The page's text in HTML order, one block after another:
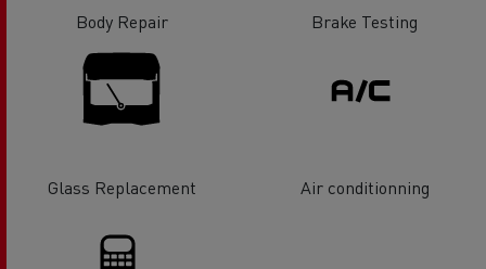
Body Repair Brake Testing
Glass Replacement Air conditionning